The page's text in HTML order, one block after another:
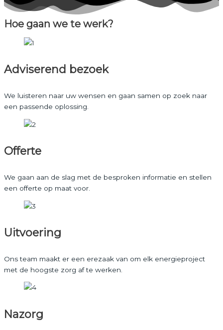
Hoe gaan we te werk?
Adviserend bezoek
We luisteren naar uw wensen en gaan samen op zoek naar
een passende oplossing.
Offerte
We gaan aan de slag met de besproken informatie en stellen
een offerte op maat voor.
Uitvoering
Ons team maakt er een erezaak van om elk energieproject
met de hoogste zorg af te werken.
Nazorg